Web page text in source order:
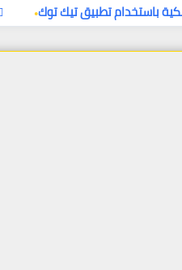
باستخدام تطبيق تيك توك